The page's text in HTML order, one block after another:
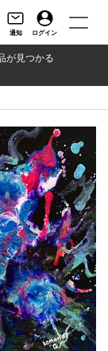
通知 ログイン
が見つかる